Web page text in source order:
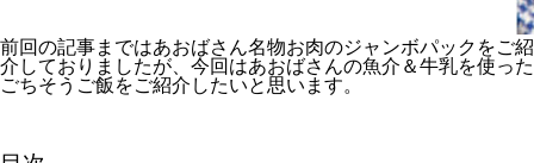
前回の記事まではあおばさん名物お肉のジャンボパックをご紹
介しておりましたが、今回はあおばさんの魚介＆牛乳を使った
ごちそうご飯をご紹介したいと思います。